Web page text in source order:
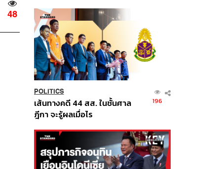
48
POLITICS
เส้นทางคดี 44 สส. ในชั้นศาล
ฎีกา จะรู้ผลเมื่อไร
196